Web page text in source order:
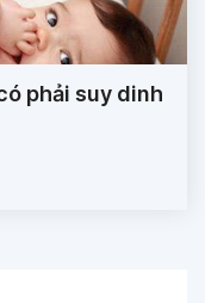
phải suy dinh